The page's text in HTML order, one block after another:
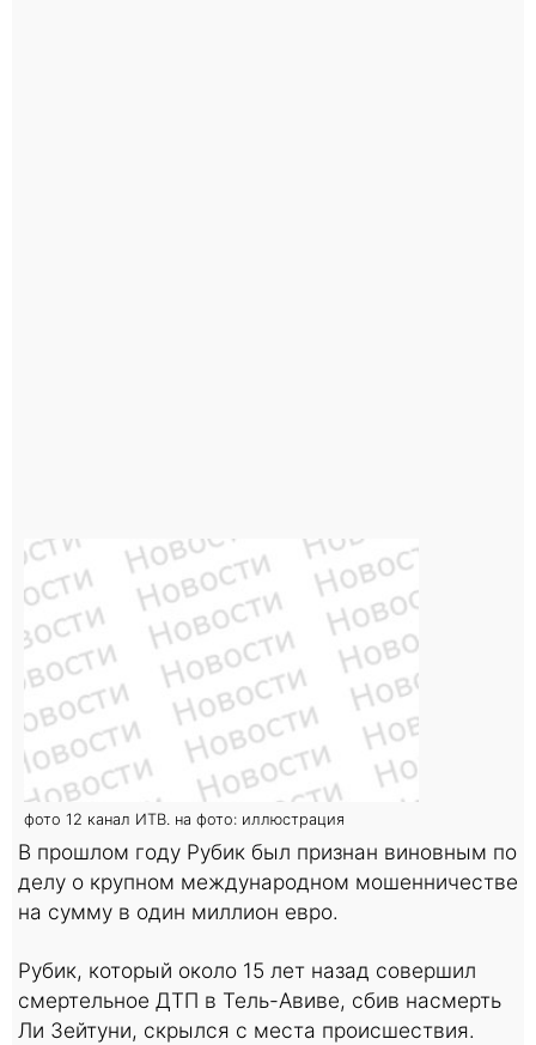
фото 12 канал ИТВ. на фото: иллюстрация
В прошлом году Рубик был признан виновным по
делу о крупном международном мошенничестве
на сумму в один миллион евро.
Рубик, который около 15 лет назад совершил
смертельное ДТП в Тель-Авиве, сбив насмерть
Ли Зейтуни, скрылся с места происшествия.